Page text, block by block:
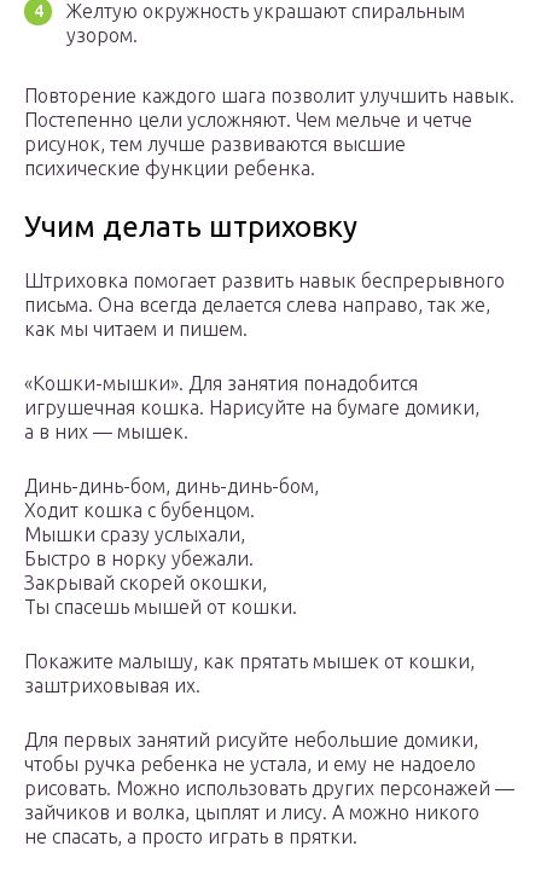
Желтую окружность украшают спиральным
узором.
Повторение каждого шага позволит улучшить навык.
Постепенно цели усложняют. Чем мельче и четче
рисунок, тем лучше развиваются высшие
психические функции ребенка.
Учим делать штриховку
Штриховка помогает развить навык беспрерывного
письма. Она всегда делается слева направо, так же,
как мы читаем и пишем.
«Кошки-мышки». Для занятия понадобится
игрушечная кошка. Нарисуйте на бумаге домики,
а в них — мышек.
Динь-динь-бом, динь-динь-бом,
Ходит кошка с бубенцом.
Мышки сразу услыхали,
Быстро в норку убежали.
Закрывай скорей окошки,
Ты спасешь мышей от кошки.
Покажите малышу, как прятать мышек от кошки,
заштриховывая их.
Для первых занятий рисуйте небольшие домики,
чтобы ручка ребенка не устала, и ему не надоело
рисовать. Можно использовать других персонажей —
зайчиков и волка, цыплят и лису. А можно никого
не спасать, а просто играть в прятки.